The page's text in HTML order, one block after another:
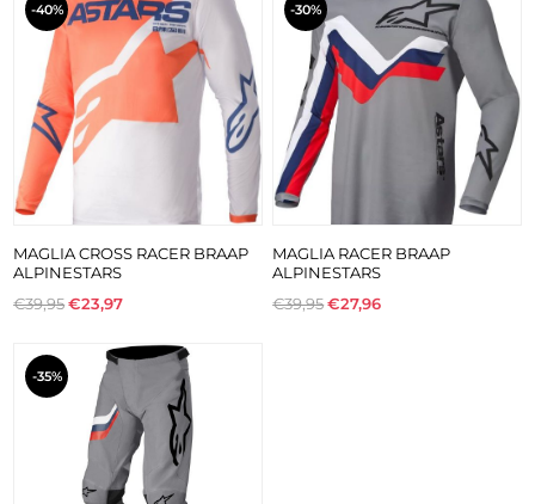
-40%
MAGLIA CROSS RACER BRAAP
ALPINESTARS
€39,95€23,97
-30%
MAGLIA RACER BRAAP
ALPINESTARS
€39,95€27,96
-35%